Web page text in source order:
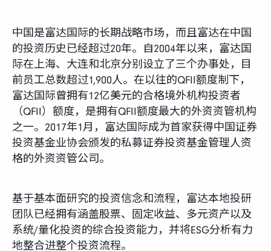
中国是富达国际的长期战略市场，而且富达在中国
的投资历史已经超过20年。自2004年以来，富达国
际在上海、大连和北京分别设立了三个办事处，目
前员工总数超过1,900人。在以往的QFII额度制下，
富达国际曾拥有12亿美元的合格境外机构投资者
（QFII）额度，是拥有QFII额度最大的外资资管机构
之一。2017年1月，富达国际成为首家获得中国证券
投资基金业协会颁发的私募证券投资基金管理人资
格的外资资管公司。
基于基本面研究的投资信念和流程，富达本地投研
团队已经拥有涵盖股票、固定收益、多元资产以及
系统/量化投资的综合投资能力，并将ESG分析有力
地整合进整个投资流程。